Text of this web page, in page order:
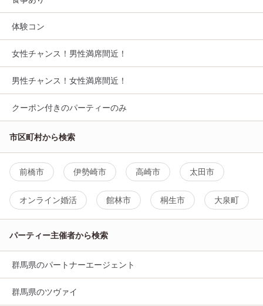
体験コン
女性チャンス！男性満席間近！
男性チャンス！女性満席間近！
クーポン付きのパーティーのみ
市区町村から検索
前橋市 伊勢崎市 高崎市 太田市
オンライン婚活 館林市 桐生市 大泉町
パーティー主催者から検索
群馬県のパートナーエージェント
群馬県のツヴァイ